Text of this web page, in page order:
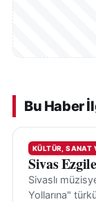
Bu Haber
KÜLTÜR, SANAT
Sivas
Sivaslı
Yollarına"